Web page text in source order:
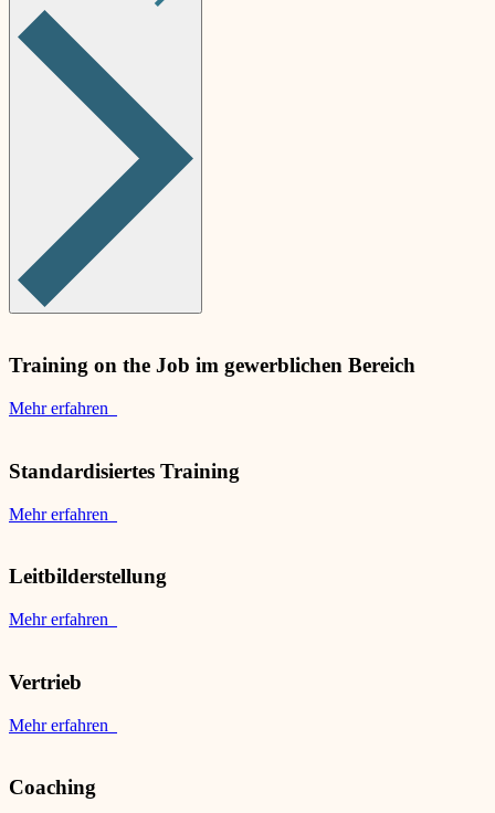
Training on the Job im gewerblichen Bereich
Mehr erfahren
Standardisiertes Training
Mehr erfahren
Leitbilderstellung
Mehr erfahren
Vertrieb
Mehr erfahren
Coaching